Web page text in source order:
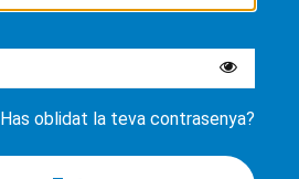
Has oblidat la teva contrasenya?